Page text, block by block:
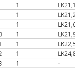
1
1
1
1
1
1
1
-